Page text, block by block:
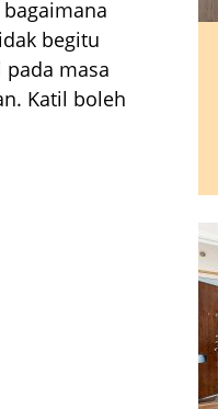
begitu
masa
Katil boleh